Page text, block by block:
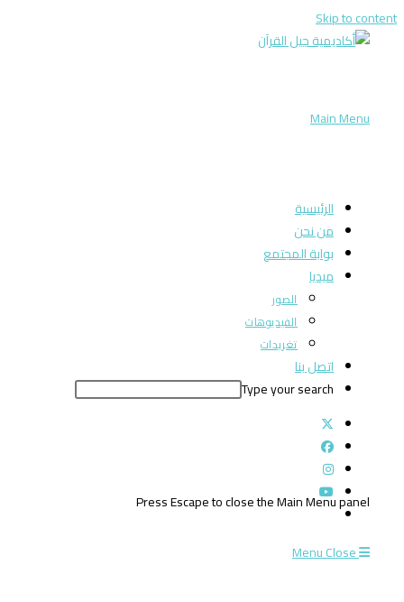
Skip to content
Main Menu
الرئيسية
من نحن
بوابة المجتمع
ميديا
الصور
الفيديوهات
تغريدات
اتصل بنا
Type your search
Press Escape to close the Main Menu panel
MenuClose